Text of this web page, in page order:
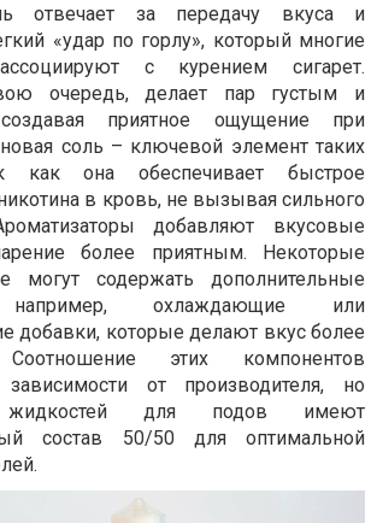
отвечает за передачу вкуса и
«удар по горлу», который многие
с курением сигарет.
очередь, делает пар густым и
приятное ощущение при
соль – ключевой элемент таких
как она обеспечивает быстрое
в кровь, не вызывая сильного
добавляют вкусовые
более приятным. Некоторые
могут содержать дополнительные
например, охлаждающие или
добавки, которые делают вкус более
этих компонентов
от производителя, но
жидкостей для подов имеют
состав 50/50 для оптимальной